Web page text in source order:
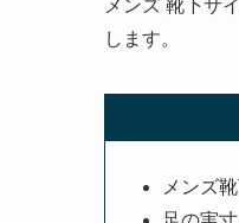
メンズ 靴下サ
します。
メンズ